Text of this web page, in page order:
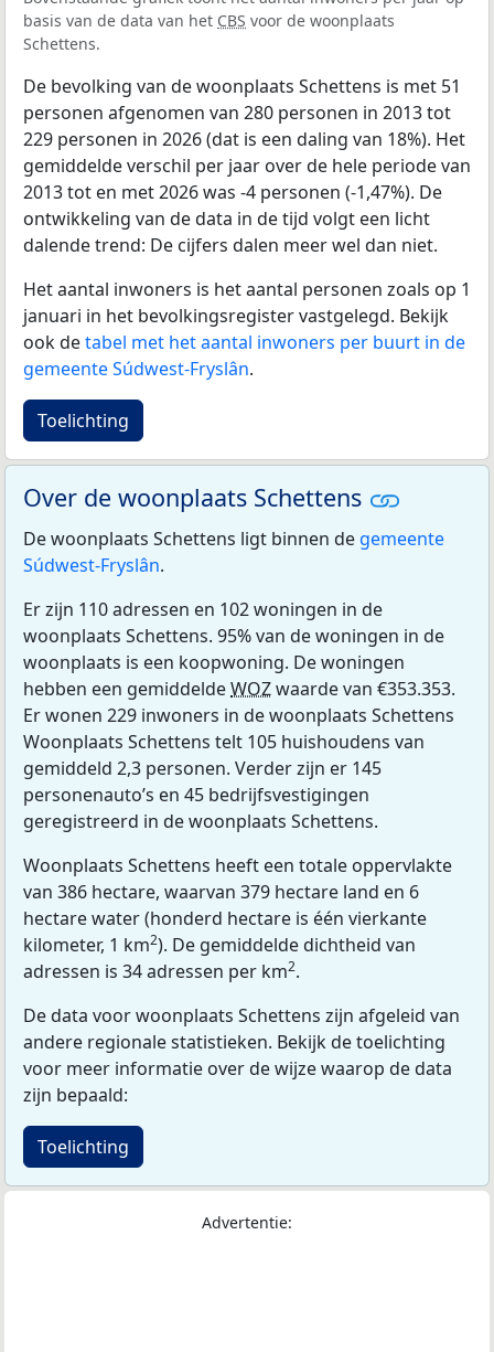
basis van de data van het CBS voor de woonplaats
Schettens.
De bevolking van de woonplaats Schettens is met 51
personen afgenomen van 280 personen in 2013 tot
229 personen in 2026 (dat is een daling van 18%). Het
gemiddelde verschil per jaar over de hele periode van
2013 tot en met 2026 was -4 personen (-1,47%). De
ontwikkeling van de data in de tijd volgt een licht
dalende trend: De cijfers dalen meer wel dan niet.
Het aantal inwoners is het aantal personen zoals op 1
januari in het bevolkingsregister vastgelegd. Bekijk
ook detabel met het aantal inwoners per buurt in de
gemeente Súdwest-Fryslân.
Toelichting
Over de woonplaats Schettens
De woonplaats Schettens ligt binnen de gemeente
Súdwest-Fryslân.
Er zijn 110 adressen en 102 woningen in de
woonplaats Schettens. 95% van de woningen in de
woonplaats is een koopwoning. De woningen
hebben een gemiddeldeWOZwaarde van €353.353.
Er wonen 229 inwoners in de woonplaats Schettens
Woonplaats Schettens telt 105 huishoudens van
gemiddeld 2,3 personen. Verder zijn er 145
personenauto’s en 45 bedrijfsvestigingen
geregistreerd in de woonplaats Schettens.
Woonplaats Schettens heeft een totale oppervlakte
van 386 hectare, waarvan 379 hectare land en 6
hectare water (honderd hectare is één vierkante
kilometer, 1 km2). De gemiddelde dichtheid van
adressen is 34 adressen per km2.
De data voor woonplaats Schettens zijn afgeleid van
andere regionale statistieken. Bekijk de toelichting
voor meer informatie over de wijze waarop de data
zijn bepaald:
Toelichting
Advertentie: